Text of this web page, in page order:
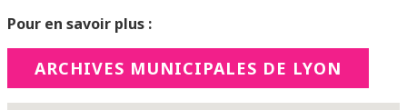
Pour en savoir plus :
ARCHIVES MUNICIPALES DE LYON